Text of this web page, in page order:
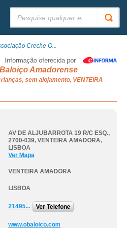
Creche O...
Informação oferecida por
Amadorense
sem alojamento, VENTEIRA
AV DE ALJUBARROTA 19 R/C ESQ.,
2700-039, VENTEIRA AMADORA,
LISBOA
Ver Mapa
VENTEIRA AMADORA
LISBOA
21495... Ver Telefone
www.obaloico.com